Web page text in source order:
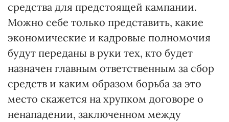
средства для предстоящей кампании.
Можно себе только представить, какие
экономические и кадровые полномочия
будут переданы в руки тех, кто будет
назначен главным ответственным за сбор
средств и каким образом борьба за это
место скажется на хрупком договоре о
ненападении, заключенном между